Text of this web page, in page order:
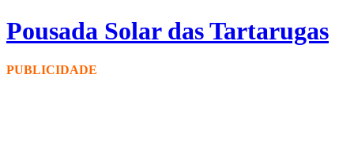
Pousada Solar das Tartarugas
PUBLICIDADE